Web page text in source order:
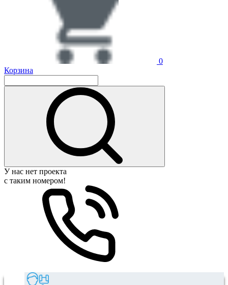
0
Корзина
У нас нет проекта
с таким номером!